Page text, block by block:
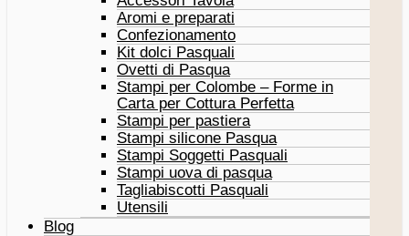
Aromi e preparati
Confezionamento
Kit dolci Pasquali
Ovetti di Pasqua
Stampi per Colombe – Forme in
Carta per Cottura Perfetta
Stampi per pastiera
Stampi silicone Pasqua
Stampi Soggetti Pasquali
Stampi uova di pasqua
Tagliabiscotti Pasquali
Utensili
Blog